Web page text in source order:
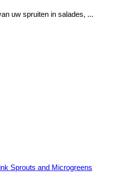
uw spruiten in salades, ...